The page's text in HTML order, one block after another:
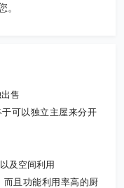
售
可以独立主屋来分开
及空间利用
且功能利用率高的厨